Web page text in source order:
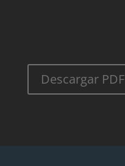
Descargar PDF